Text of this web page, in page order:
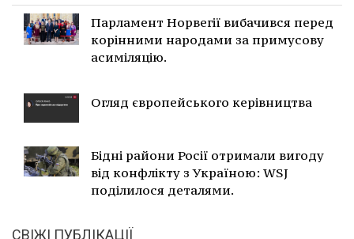
Парламент Норвегії вибачився перед
корінними народами за примусову
асиміляцію.
Огляд європейського керівництва
Бідні райони Росії отримали вигоду
від конфлікту з Україною: WSJ
поділилося деталями.
СВІЖІ ПУБЛІКАЦІЇ